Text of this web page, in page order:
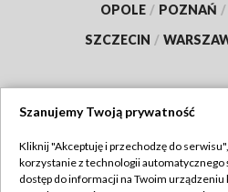
OPOLE / POZNAŃ /
SZCZECIN /
TVP
Szanujemy Twoją prywatność
Kliknij "Akceptuję i przechodzę do
korzystanie z technologii automatycznego
dostęp do informacji na Twoim urządzeniu